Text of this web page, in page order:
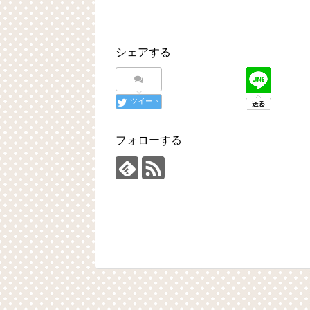
シェアする
ツイート
フォローする